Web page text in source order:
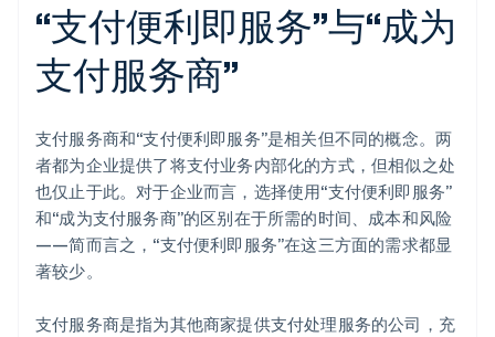
“支付便利即服务”与“成为
支付服务商”
支付服务商和“支付便利即服务”是相关但不同的概念。两
者都为企业提供了将支付业务内部化的方式，但相似之处
也仅止于此。对于企业而言，选择使用“支付便利即服务”
和“成为支付服务商”的区别在于所需的时间、成本和风险
——简而言之，“支付便利即服务”在这三方面的需求都显
著较少。
支付服务商是指为其他商家提供支付处理服务的公司，充